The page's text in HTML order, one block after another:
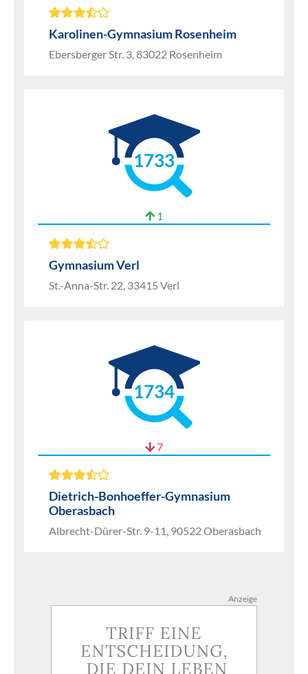
Karolinen-Gymnasium Rosenheim
Ebersberger Str. 3, 83022 Rosenheim
1733
1
Gymnasium Verl
St.-Anna-Str. 22, 33415 Verl
1734
7
Dietrich-Bonhoeffer-Gymnasium
Oberasbach
Albrecht-Dürer-Str. 9-11, 90522 Oberasbach
Anzeige